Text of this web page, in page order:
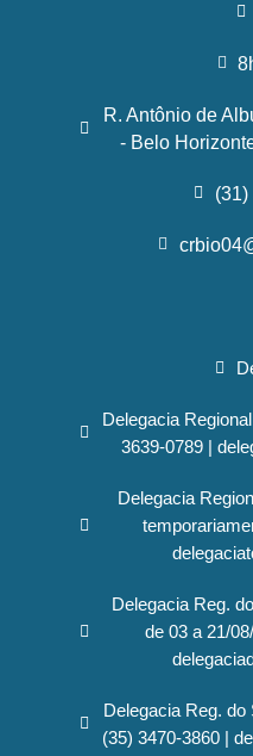
R. Antônio de
- Belo
Delegacia
3639-0789 |
Delegacia
Delegacia Reg.
de 03 a 21/
Delegacia Reg. do
(35) 3470-3860 |